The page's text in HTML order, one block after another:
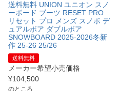
送料無料 UNION ユニオン スノ
ーボード ブーツ RESET PRO
リセット プロ メンズ スノボ デ
ュアルボア ダブルボア
SNOWBOARD 2025-2026冬新
作 25-26 25/26
送料無料
メーカー希望小売価格
¥104,500
のところ